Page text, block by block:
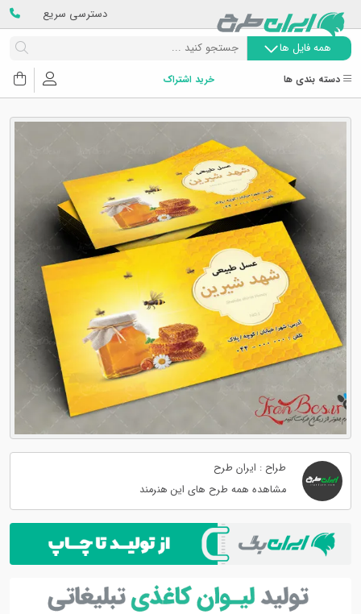
دسترسی سریع
همه فایل ها
دسته بندی ها خرید اشتراک
طراح : ایران طرح
مشاهده همه طرح های این هنرمند